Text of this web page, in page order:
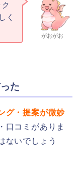
がおがお
く
た
グ・提案が微妙
口コミがありま
ないでしょう